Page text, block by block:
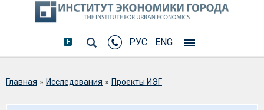
РУС ENG
Вы здесь
Главная » Исследования » Проекты ИЭГ